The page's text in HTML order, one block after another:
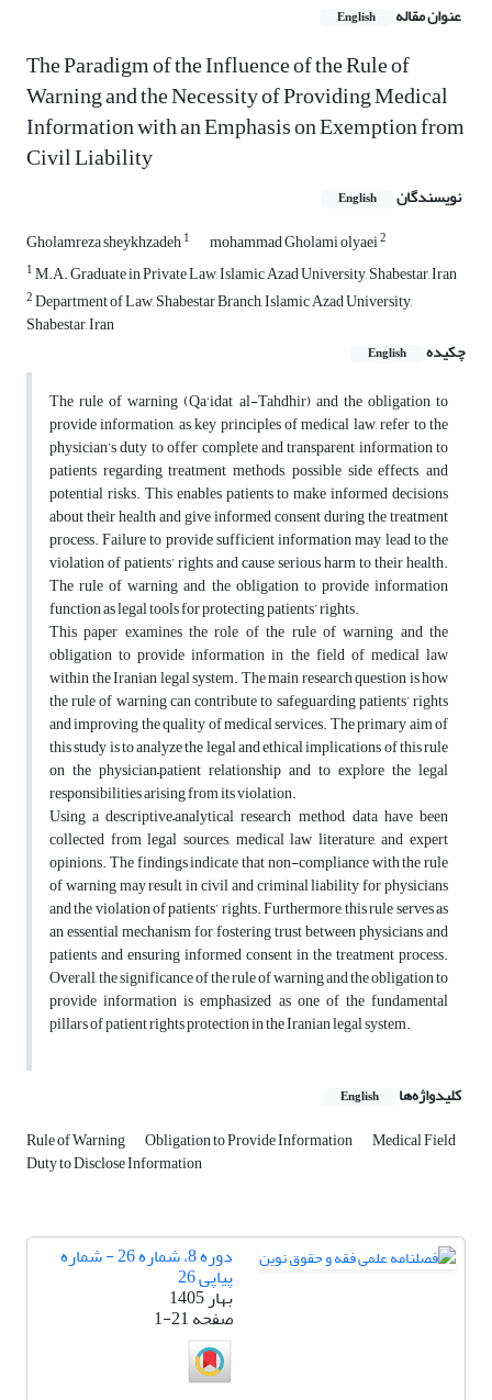
عنوان مقاله English
The Paradigm of the Influence of the Rule of
Warning and the Necessity of Providing Medical
Information with an Emphasis on Exemption from
Civil Liability
نویسندگان English
Gholamreza sheykhzadeh1 mohammad Gholami olyaei2
1M.A. Graduate in Private Law, Islamic Azad University, Shabestar, Iran
2Department of Law, Shabestar Branch, Islamic Azad University,
Shabestar, Iran
چکیده
English
The rule of warning (Qa‘idat al-Tahdhir) and the obligation to
provide information, as key principles of medical law, refer to the
physician’s duty to offer complete and transparent information to
patients regarding treatment methods, possible side effects, and
potential risks. This enables patients to make informed decisions
about their health and give informed consent during the treatment
process. Failure to provide sufficient information may lead to the
violation of patients’ rights and cause serious harm to their health.
The rule of warning and the obligation to provide information
function as legal tools for protecting patients’ rights.
This paper examines the role of the rule of warning and the
obligation to provide information in the field of medical law
within the Iranian legal system. The main research question is how
the rule of warning can contribute to safeguarding patients’ rights
and improving the quality of medical services. The primary aim of
this study is to analyze the legal and ethical implications of this rule
on the physician–patient relationship and to explore the legal
responsibilities arising from its violation.
Using a descriptive–analytical research method, data have been
collected from legal sources, medical law literature, and expert
opinions. The findings indicate that non-compliance with the rule
of warning may result in civil and criminal liability for physicians
and the violation of patients’ rights. Furthermore, this rule serves as
an essential mechanism for fostering trust between physicians and
patients and ensuring informed consent in the treatment process.
Overall, the significance of the rule of warning and the obligation to
provide information is emphasized as one of the fundamental
pillars of patient rights protection in the Iranian legal system.
کلیدواژه‌ها English
Rule of Warning Obligation to Provide Information Medical Field
Duty to Disclose Information
دوره 8، شماره 26 - شماره
پیاپی 26
بهار 1405
صفحه1-21